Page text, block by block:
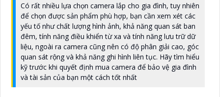
Có rất nhiều lựa chọn camera lắp cho gia đình, tuy nhiên
để chọn được sản phẩm phù hợp, bạn cần xem xét các
yếu tố như chất lượng hình ảnh, khả năng quan sát ban
đêm, tính năng điều khiển từ xa và tính năng lưu trữ dữ
liệu, ngoài ra camera cũng nên có độ phân giải cao, góc
quan sát rộng và khả năng ghi hình liên tục. Hãy tìm hiểu
kỹ trước khi quyết định mua camera để bảo vệ gia đình
và tài sản của bạn một cách tốt nhất